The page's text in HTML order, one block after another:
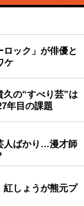
ック」が俳優と
ケ
久の“すべり芸”は
年目の課題
人ばかり…漫才師
紅しょうが熊元プ